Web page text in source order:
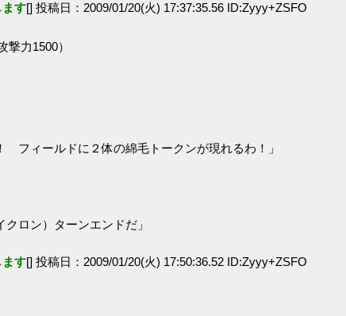
ます[] 投稿日：2009/01/20(火) 17:37:35.56 ID:Zyyy+ZSFO
力1500）
フィールドに２体の綿毛トークンが現れるわ！」
ロン）ターンエンドだ」
ます[] 投稿日：2009/01/20(火) 17:50:36.52 ID:Zyyy+ZSFO